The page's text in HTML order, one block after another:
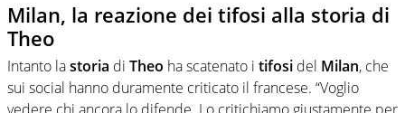
Milan, la reazione dei tifosi alla storia di
Theo
Intanto lastoria di Theo ha scatenato i tifosi del Milan, che
sui social hanno duramente criticato il francese. “Voglio
vedere chi ancora lo difende. Lo critichiamo giustamente per